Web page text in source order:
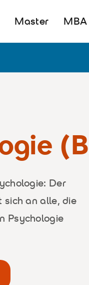
Master MBA
Der
an alle, die
Psychologie